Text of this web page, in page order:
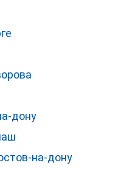
дону
на-дону